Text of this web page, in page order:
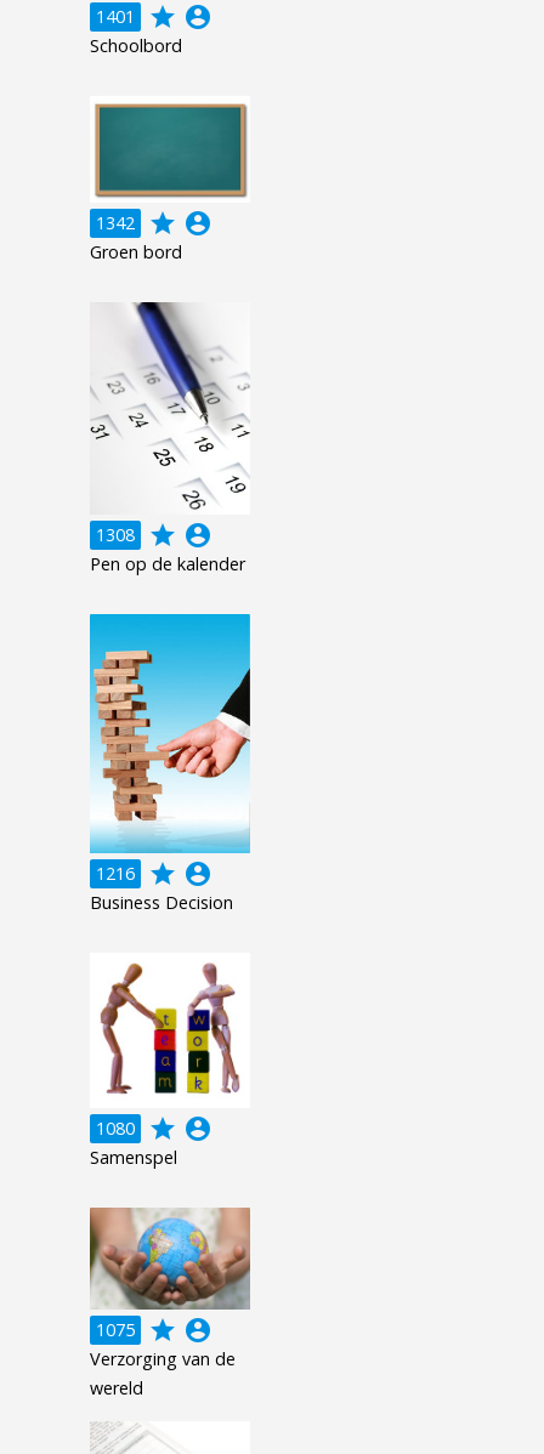
1401 grade account_circle
Schoolbord
1342 grade account_circle
Groen bord
1308 grade account_circle
Pen op de kalender
1216 grade account_circle
Business Decision
1080 grade account_circle
Samenspel
1075 grade account_circle
Verzorging van de
wereld